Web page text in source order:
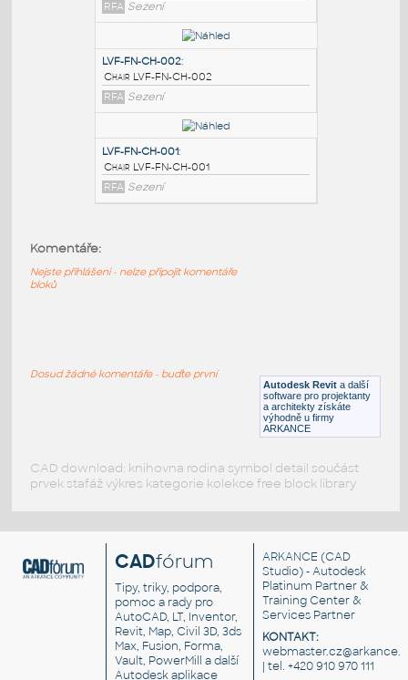
LVF-FN-CH-093
Barová stolička LVF-FN-CH-093
RFA Sezení
LVF-FN-CH-059:
Proutěná stolička LVF-FN-CH-059
RFA Sezení
Sezení
Autodesk Revit a další
software pro projektanty
a architekty získáte
výhodně u firmy
ARKANCE
Komentáře:
Nejste přihlášeni - nelze připojit komentáře
bloků
Dosud žádné komentáře - buďte první
CAD download: knihovna rodina symbol detail součást
prvek stafáž výkres kategorie kolekce free block library
CADfórum
Tipy, triky, podpora,
pomoc a rady pro
AutoCAD, LT, Inventor,
Revit, Map, Civil 3D, 3ds
Max, Fusion, Forma,
Vault, PowerMill a další
Autodesk aplikace
ARKANCE (CAD
Studio) - Autodesk
Platinum Partner &
Training Center &
Services Partner
KONTAKT:
| tel. +420 910 970 111